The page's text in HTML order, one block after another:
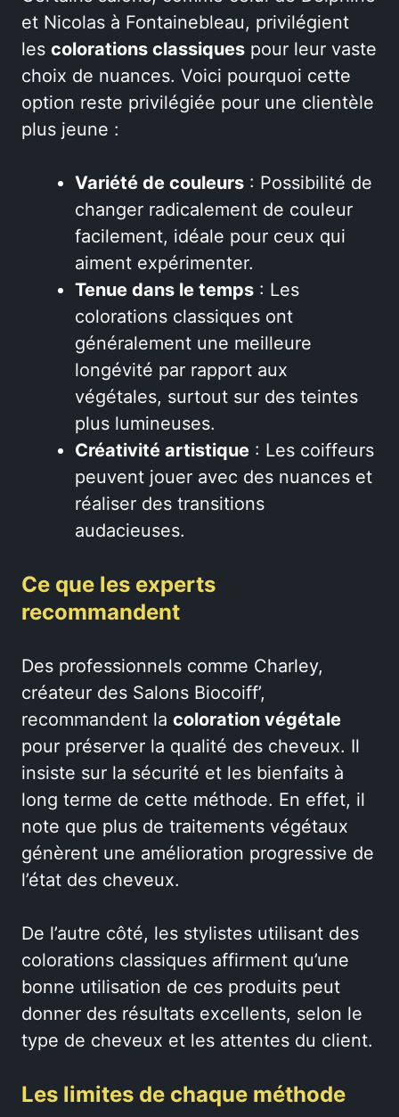
et Nicolas à Fontainebleau, privilégient
les colorations classiques pour leur vaste
choix de nuances. Voici pourquoi cette
option reste privilégiée pour une clientèle
plus jeune :
Variété de couleurs : Possibilité de
changer radicalement de couleur
facilement, idéale pour ceux qui
aiment expérimenter.
Tenue dans le temps : Les
colorations classiques ont
généralement une meilleure
longévité par rapport aux
végétales, surtout sur des teintes
plus lumineuses.
Créativité artistique : Les coiffeurs
peuvent jouer avec des nuances et
réaliser des transitions
audacieuses.
Ce que les experts
recommandent
Des professionnels comme Charley,
créateur des Salons Biocoiff’,
recommandent la coloration végétale
pour préserver la qualité des cheveux. Il
insiste sur la sécurité et les bienfaits à
long terme de cette méthode. En effet, il
note que plus de traitements végétaux
génèrent une amélioration progressive de
l’état des cheveux.
De l’autre côté, les stylistes utilisant des
colorations classiques affirment qu’une
bonne utilisation de ces produits peut
donner des résultats excellents, selon le
type de cheveux et les attentes du client.
Les limites de chaque méthode